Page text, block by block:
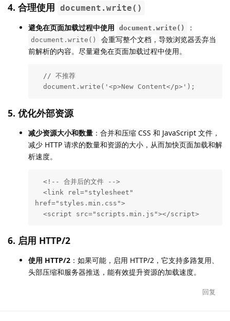
4. 合理使用 document.write()
避免在页面加载过程中使用
document.write() ：
document.write()
会重写整个文档，导致浏览器丢弃当
前解析的内容。尽量避免在页面加载过程中使用。
  document.write('<p>New Content</p>');
5. 优化外部资源
减少资源大小和数量 ：合并和压缩 CSS 和 JavaScript 文件，
减少 HTTP 请求的数量和资源的大小，从而加快页面加载和解
析速度。
href="styles.min.css">
  <script src="scripts.min.js"></script>
6. 启用 HTTP/2
使用 HTTP/2 ：如果可能，启用 HTTP/2，它支持多路复用、
头部压缩和服务器推送，能有效提升资源的加载速度。
回复